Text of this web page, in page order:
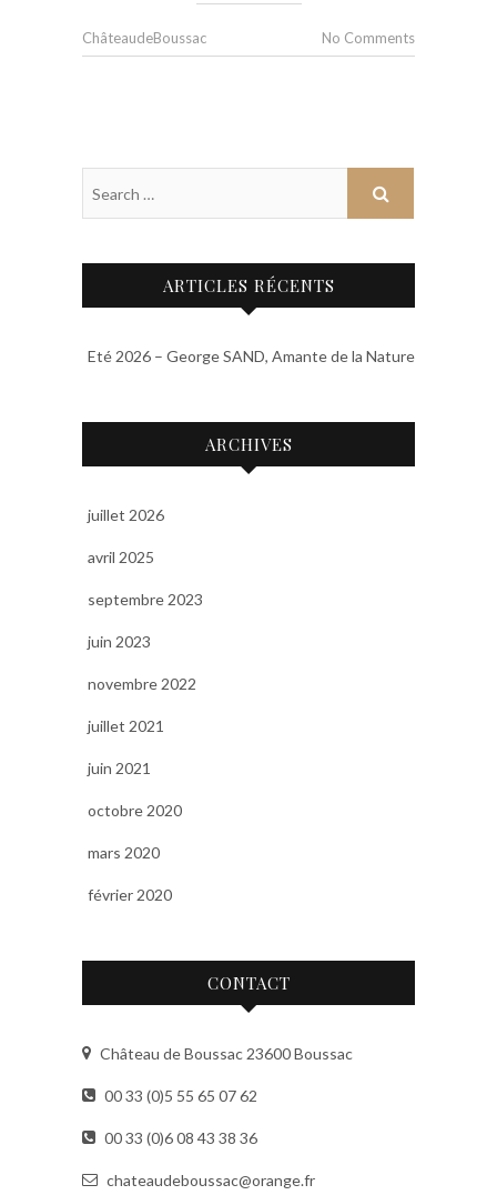
ChâteaudeBoussac No Comments
ARTICLES RÉCENTS
Eté 2026 – George SAND, Amante de la Nature
ARCHIVES
juillet 2026
avril 2025
septembre 2023
juin 2023
novembre 2022
juillet 2021
juin 2021
octobre 2020
mars 2020
février 2020
CONTACT
Château de Boussac 23600 Boussac
00 33 (0)5 55 65 07 62
00 33 (0)6 08 43 38 36
chateaudeboussac@orange.fr